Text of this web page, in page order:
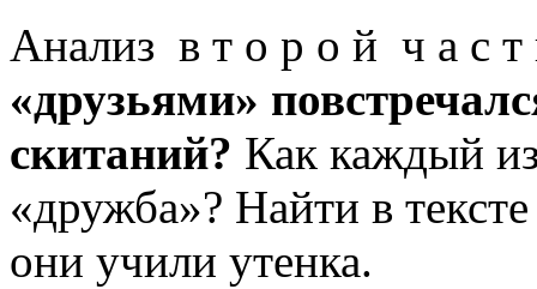
Анализ в т о р о й ч а с
«друзьями»
скитаний? Как каждый
«дружба»? Найти в
они учили утенка.